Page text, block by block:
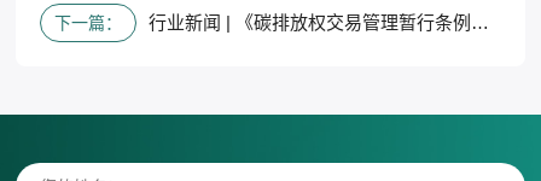
下一篇： 行业新闻 | 《碳排放权交易管理暂行条例》上线